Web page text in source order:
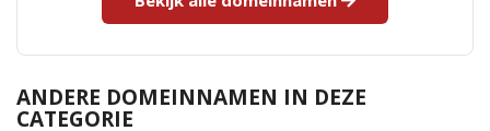
ANDERE DOMEINNAMEN IN DEZE
CATEGORIE